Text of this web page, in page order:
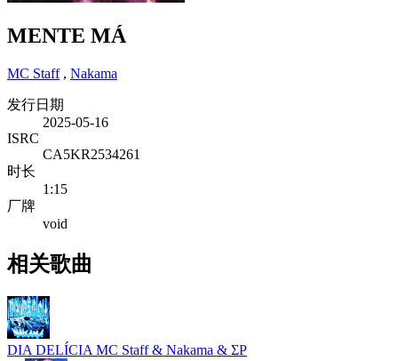
MENTE MÁ
MC Staff, Nakama
发行日期
2025-05-16
ISRC
CA5KR2534261
时长
1:15
厂牌
void
相关歌曲
DIA DELÍCIA MC Staff & Nakama & ΣP